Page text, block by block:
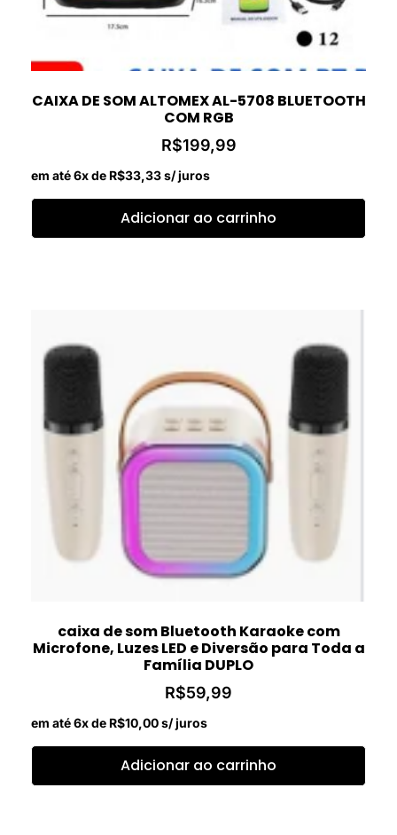
CAIXA DE SOM ALTOMEX AL-5708 BLUETOOTH
COM RGB
R$199,99
em até 6x de R$33,33s/ juros
Adicionar ao carrinho
caixa de som Bluetooth Karaoke com
Microfone, Luzes LED e Diversão para Toda a
Família DUPLO
R$59,99
em até 6x de R$10,00s/ juros
Adicionar ao carrinho